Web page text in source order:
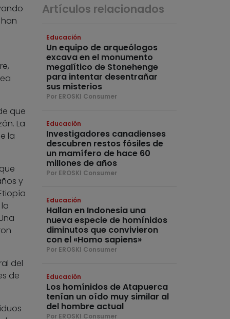
que
La
la
y
del
de
Artículos relacionados
Educación
Un equipo de arqueólogos
excava en el monumento
megalítico de Stonehenge
para intentar desentrañar
sus misterios
Por EROSKI Consumer
Educación
Investigadores canadienses
descubren restos fósiles de
un mamífero de hace 60
millones de años
Por EROSKI Consumer
Educación
Hallan en Indonesia una
nueva especie de homínidos
diminutos que convivieron
con el «Homo sapiens»
Por EROSKI Consumer
Educación
Los homínidos de Atapuerca
tenían un oído muy similar al
del hombre actual
Por EROSKI Consumer